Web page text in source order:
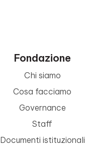
Fondazione
Chi siamo
Cosa facciamo
Governance
Staff
Documenti istituzionali